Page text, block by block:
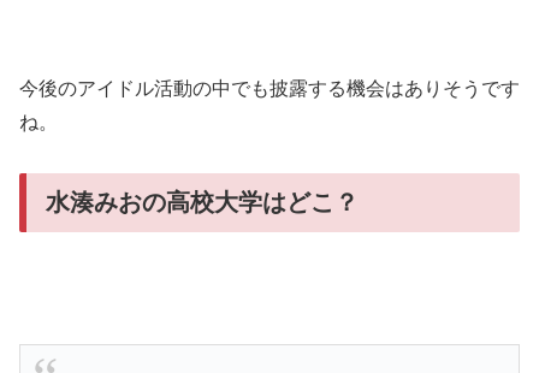
今後のアイドル活動の中でも披露する機会はありそうです
ね。
水湊みおの高校大学はどこ？